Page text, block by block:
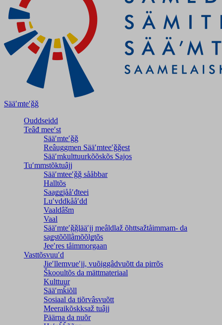
Sääʹmteʹǧǧ
Ouddseidd
Teâđ meeʹst
Sääʹmteʹǧǧ
Reâuggmen Sääʹmteeʹǧǧest
Sääʹmkulttuurkõõskõs Sajos
Tuʹmmstõktuâjj
Sääʹmteeʹǧǧ sååbbar
Halltõs
Saaǥǥjååʹđteei
Luʹvddkååʹdd
Vaaldâšm
Vaal
Sääʹmteʹǧǧlääʹjj meâldlaž õhttsažtåimmam- da
saǥstõõllâmõõlǥtõs
Jeeʹres tåimmorgaan
Vasttõsvuuʹd
Jieʹllemvueʹjj, vuõiggâdvuõtt da pirrõs
Škooultõs da mättmateriaal
Kulttuur
Sääʹmǩiõll
Sosiaal da tiõrvâsvuõtt
Meeraikõskksaž tuâjj
Päärna da nuõr